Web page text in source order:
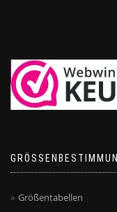
GRÖSSENBESTIMMUNG
Größentabellen